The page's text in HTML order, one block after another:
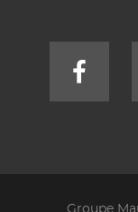
Groupe